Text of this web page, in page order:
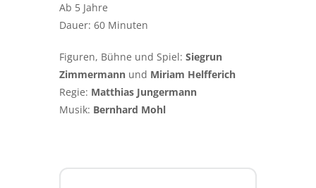
Ab 5 Jahre
Dauer: 60 Minuten
Figuren, Bühne und Spiel: Siegrun
Zimmermann und Miriam Helfferich
Regie: Matthias Jungermann
Musik: Bernhard Mohl